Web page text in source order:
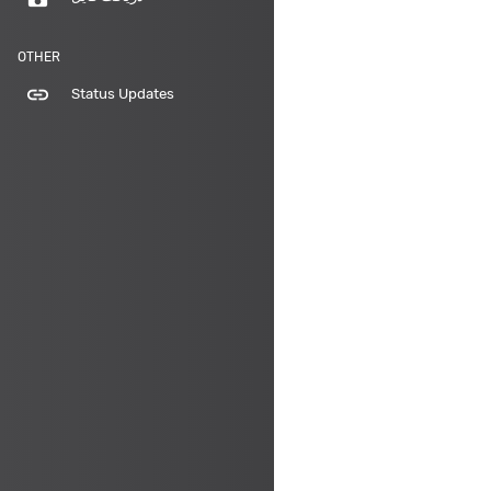
OTHER
link Status Updates